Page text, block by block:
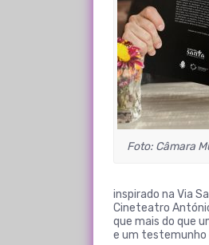
Foto: Câmara
inspirado na Via
Cineteatro
que mais do que
e um